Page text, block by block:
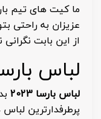
ما کیت های تیم
عزیزان به راحتی
از این بابت
لباس بارسا
لباس بارسا 2023
پرطرفدارترین